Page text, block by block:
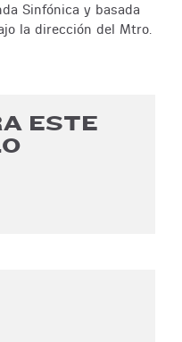
Sinfónica y basada
la dirección del Mtro.
ESTE